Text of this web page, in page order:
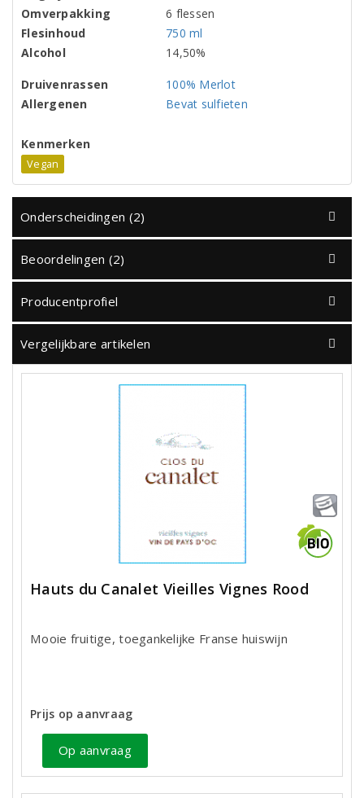
Omverpakking
6 flessen
Flesinhoud
750 ml
Alcohol
14,50%
Druivenrassen
100% Merlot
Allergenen
Bevat sulfieten
Kenmerken
Vegan
Onderscheidingen (2)
Beoordelingen (2)
Producentprofiel
Vergelijkbare artikelen
Hauts du Canalet Vieilles Vignes Rood
Mooie fruitige, toegankelijke Franse huiswijn
Prijs op aanvraag
Op aanvraag